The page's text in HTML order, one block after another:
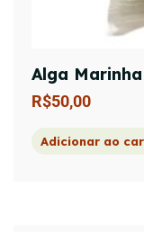
Alga
R$50,00
Adicionar ao